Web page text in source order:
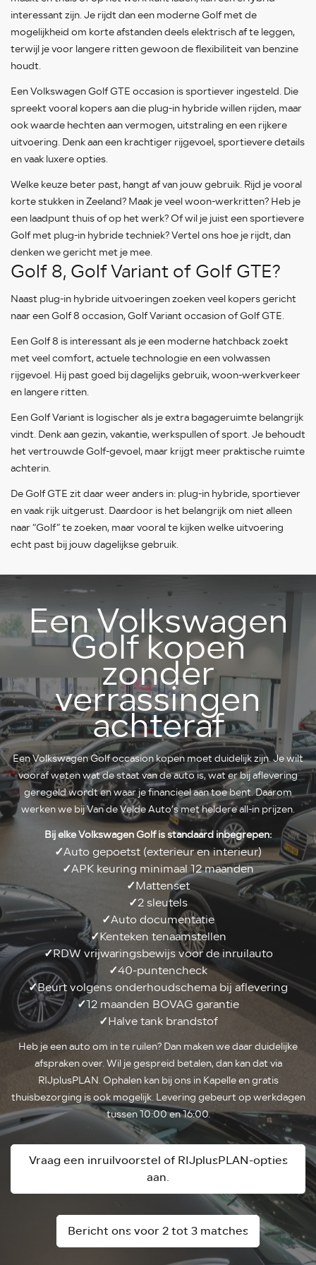
interessant zijn. Je rijdt dan een moderne Golf met de
mogelijkheid om korte afstanden deels elektrisch af te leggen,
terwijl je voor langere ritten gewoon de flexibiliteit van benzine
houdt.
Een Volkswagen Golf GTE occasion is sportiever ingesteld. Die
spreekt vooral kopers aan die plug-in hybride willen rijden, maar
ook waarde hechten aan vermogen, uitstraling en een rijkere
uitvoering. Denk aan een krachtiger rijgevoel, sportievere details
en vaak luxere opties.
Welke keuze beter past, hangt af van jouw gebruik. Rijd je vooral
korte stukken in Zeeland? Maak je veel woon-werkritten? Heb je
een laadpunt thuis of op het werk? Of wil je juist een sportievere
Golf met plug-in hybride techniek? Vertel ons hoe je rijdt, dan
denken we gericht met je mee.
Golf 8, Golf Variant of Golf GTE?
Naast plug-in hybride uitvoeringen zoeken veel kopers gericht
naar een Golf 8 occasion, Golf Variant occasion of Golf GTE.
Een Golf 8 is interessant als je een moderne hatchback zoekt
met veel comfort, actuele technologie en een volwassen
rijgevoel. Hij past goed bij dagelijks gebruik, woon-werkverkeer
en langere ritten.
Een Golf Variant is logischer als je extra bagageruimte belangrijk
vindt. Denk aan gezin, vakantie, werkspullen of sport. Je behoudt
het vertrouwde Golf-gevoel, maar krijgt meer praktische ruimte
achterin.
De Golf GTE zit daar weer anders in: plug-in hybride, sportiever
en vaak rijk uitgerust. Daardoor is het belangrijk om niet alleen
naar “Golf” te zoeken, maar vooral te kijken welke uitvoering
echt past bij jouw dagelijkse gebruik.
Een Volkswagen
Golf kopen
zonder
verrassingen
achteraf
Een Volkswagen Golf occasion kopen moet duidelijk zijn. Je wilt
vooraf weten wat de staat van de auto is, wat er bij aflevering
geregeld wordt en waar je financieel aan toe bent. Daarom
werken we bij Van de Velde Auto’s met heldere all-in prijzen.
Bij elke Volkswagen Golf is standaard inbegrepen:
✓Auto gepoetst (exterieur en interieur)
✓APK keuring minimaal 12 maanden
✓Mattenset
✓2 sleutels
✓Auto documentatie
✓Kenteken tenaamstellen
✓RDW vrijwaringsbewijs voor de inruilauto
✓40-puntencheck
✓Beurt volgens onderhoudschema bij aflevering
✓12 maanden BOVAG garantie
✓Halve tank brandstof
Heb je een auto om in te ruilen? Dan maken we daar duidelijke
afspraken over. Wil je gespreid betalen, dan kan dat via
RIJplusPLAN. Ophalen kan bij ons in Kapelle en gratis
thuisbezorging is ook mogelijk. Levering gebeurt op werkdagen
tussen 10:00 en 16:00.
Vraag een inruilvoorstel of RIJplusPLAN-opties
aan.
Bericht ons voor 2 tot 3 matches